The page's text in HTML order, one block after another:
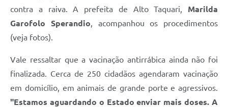
contra a raiva. A prefeita de Alto Taquari, Marilda
Garofolo Sperandio , acompanhou os procedimentos
(veja fotos).
Vale ressaltar que a vacinação antirrábica ainda não foi
finalizada. Cerca de 250 cidadãos agendaram vacinação
em domicílio, em animais de grande porte e agressivos.
"Estamos aguardando o Estado enviar mais doses. A